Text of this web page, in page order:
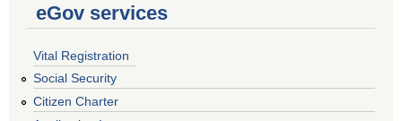
eGov services
Vital Registration
Social Security
Citizen Charter